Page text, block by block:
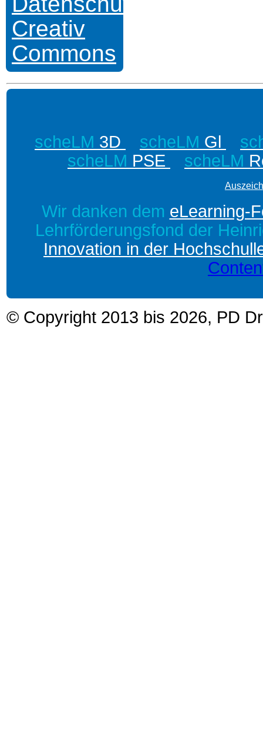
Creativ
Commons
scheLM 3D scheLM Gl
scheLM PSE scheLM
Wir danken dem eLearning-
Lehrförderungsfond der
Innovation in der
© Copyright 2013 bis 2026, PD